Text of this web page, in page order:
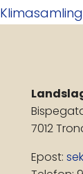
7012
Epost: